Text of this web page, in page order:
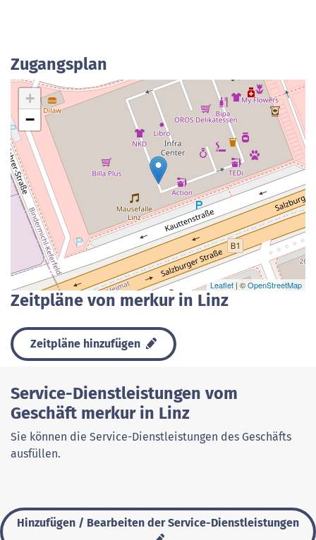
Zugangsplan
+
−
Leaflet | ©OpenStreetMap
Zeitpläne von merkur in Linz
Zeitpläne hinzufügen
Service-Dienstleistungen vom
Geschäft merkur in Linz
Sie können die Service-Dienstleistungen des Geschäfts
ausfüllen.
Hinzufügen / Bearbeiten der Service-Dienstleistungen